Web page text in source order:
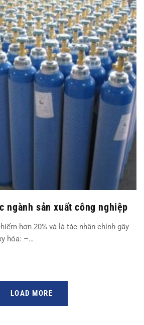
ngành sản xuất công nghiệp
hơn 20% và là tác nhân chính gây
hóa: –…
LOAD MORE